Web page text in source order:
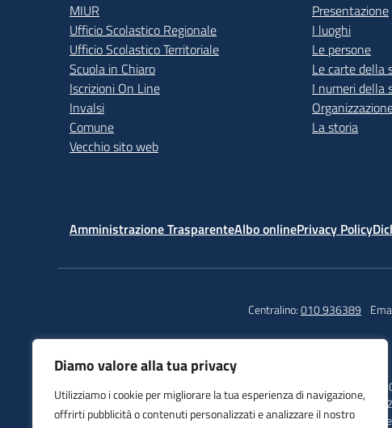
Diamo valore alla tua privacy
Utilizziamo i cookie per migliorare la tua esperienza di navigazione,
offrirti pubblicità o contenuti personalizzati e analizzare il nostro
MIUR
Ufficio Scolastico Regionale
Ufficio Scolastico Territoriale
Scuola in Chiaro
Iscrizioni On Line
Invalsi
Comune
Vecchio sito web
Presentazione
I luoghi
Le persone
Le carte della
I numeri della
La storia
Amministrazione TrasparenteAlbo onlinePrivacy Policy
Centralino:010 936389
Sampierdarena
Piazza Del Monastero, 6
Fax: 010
E-mail: